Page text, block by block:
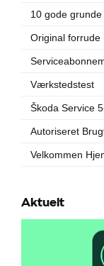
10 gode grunde
Original forrude
Værkstedstest
Škoda Service
Autoriseret
Velkommen
Aktuelt